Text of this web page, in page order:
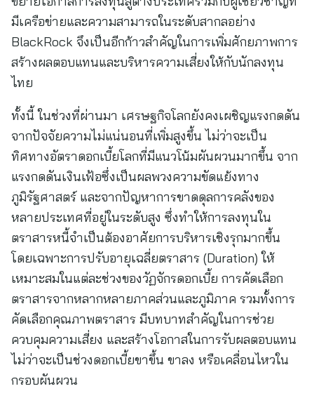
มีเครือข่ายและความสามารถในระดับสากลอย่าง
BlackRock จึงเป็นอีกก้าวสำคัญในการเพิ่มศักยภาพการ
สร้างผลตอบแทนและบริหารความเสี่ยงให้กับนักลงทุน
ไทย
ทั้งนี้ ในช่วงที่ผ่านมา เศรษฐกิจโลกยังคงเผชิญแรงกดดัน
จากปัจจัยความไม่แน่นอนที่เพิ่มสูงขึ้น ไม่ว่าจะเป็น
ทิศทางอัตราดอกเบี้ยโลกที่มีแนวโน้มผันผวนมากขึ้น จาก
แรงกดดันเงินเฟ้อซึ่งเป็นผลพวงความขัดแย้งทาง
ภูมิรัฐศาสตร์ และจากปัญหาการขาดดุลการคลังของ
หลายประเทศที่อยู่ในระดับสูง ซึ่งทำให้การลงทุนใน
ตราสารหนี้จำเป็นต้องอาศัยการบริหารเชิงรุกมากขึ้น
โดยเฉพาะการปรับอายุเฉลี่ยตราสาร (Duration) ให้
เหมาะสมในแต่ละช่วงของวัฏจักรดอกเบี้ย การคัดเลือก
ตราสารจากหลากหลายภาคส่วนและภูมิภาค รวมทั้งการ
คัดเลือกคุณภาพตราสาร มีบทบาทสำคัญในการช่วย
ควบคุมความเสี่ยง และสร้างโอกาสในการรับผลตอบแทน
ไม่ว่าจะเป็นช่วงดอกเบี้ยขาขึ้น ขาลง หรือเคลื่อนไหวใน
กรอบผันผวน